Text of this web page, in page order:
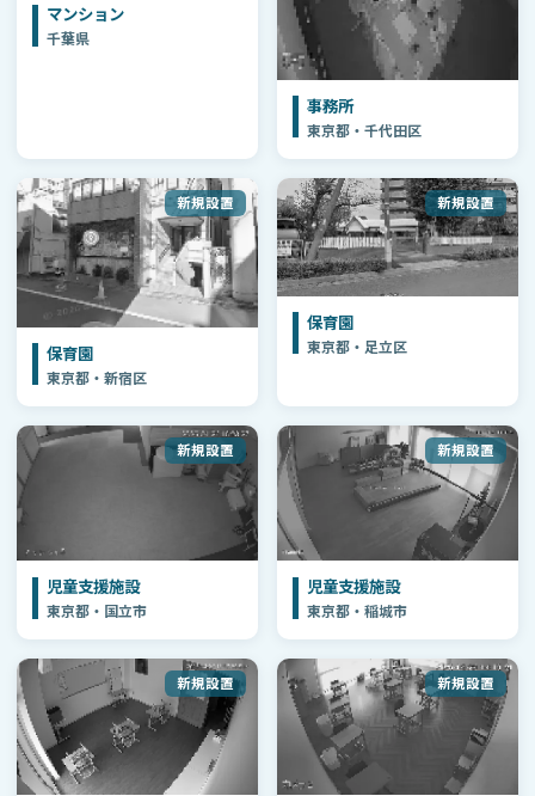
マンション
千葉県
事務所
東京都・千代田区
新規設置
保育園
東京都・新宿区
新規設置
保育園
東京都・足立区
新規設置
児童支援施設
東京都・国立市
新規設置
児童支援施設
東京都・稲城市
新規設置 新規設置